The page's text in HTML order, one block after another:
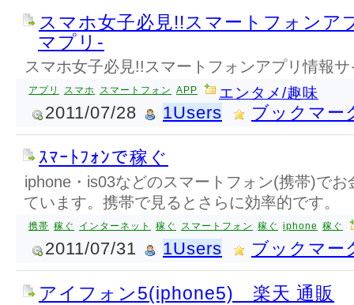
スマホ女子必見!!スマートフォンア
マプリ-
スマホ女子必見!!スマートフォンアプリ情報
アプリ スマホ スマートフォン APP エンタメ/趣味
2011/07/28 1Users ブックマー
ｽﾏｰﾄﾌｫﾝで稼ぐ
iphone・is03などのスマートフォン(携帯)で
ています。携帯で見るとさらに効率的です。
携帯 稼ぐ インターネット 稼ぐ スマートフォン 稼ぐ iphone 稼ぐ
2011/07/31 1Users ブックマー
アイフォン5(iphone5) 楽天 通販